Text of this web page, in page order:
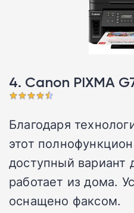
4. Canon PIXMA
Благодаря
этот
доступный вариант
работает из дома.
оснащено факсом.